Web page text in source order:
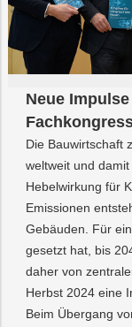
Neue
Die Bauwirtschaft
weltweit und
Hebelwirkung für
Emissionen
Gebäuden. Für
gesetzt hat, bis
daher von
Herbst 2024 eine
Beim Übergang